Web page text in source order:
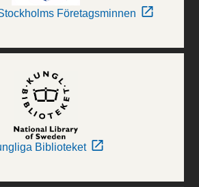
Företagsminnen
Biblioteket